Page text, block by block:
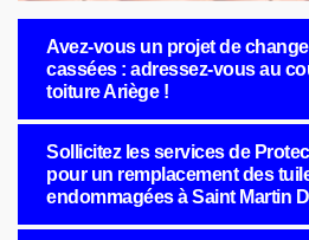
Avez-vous un projet de
cassées : adressez-vous au
toiture Ariège !
Sollicitez les services de
pour un remplacement des
endommagées à Saint Martin